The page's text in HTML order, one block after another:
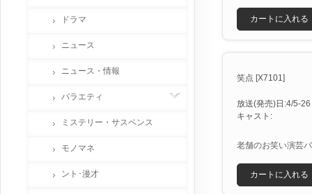
カートに入れる
笑点 [X7101]
放送(発売)日:4/5-
キャスト:
老舗のお笑い演芸
カートに入れる
ドラマ
ニュース
ニュース・情報
バラエティ
ミステリー・サスペンス
モノマネ
ント･漫才